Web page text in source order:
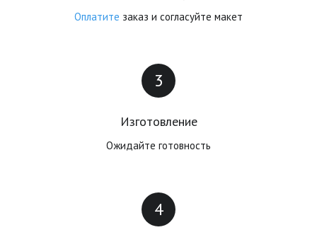
Оплатите заказ и согласуйте макет
Изготовление
Ожидайте готовность